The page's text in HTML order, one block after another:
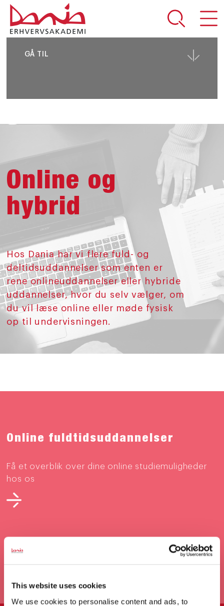
This website uses cookies
We use cookies to personalise content and ads, to
GÅ TIL
DEL SIDEN
Online og
hybrid
Hos Dania har vi flere fuld- og
deltidsuddannelser som enten er
rene onlineuddannelser eller hybride
uddannelser, hvor du selv vælger, om
du vil læse online eller møde fysisk
op til undervisningen.
Online fuldtidsuddannelser
Få et overblik over dine online studiemuligheder
hos os